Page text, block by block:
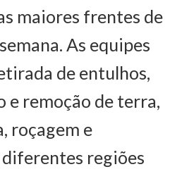
maiores frentes de
As equipes
de entulhos,
e remoção de terra,
roçagem e
regiões